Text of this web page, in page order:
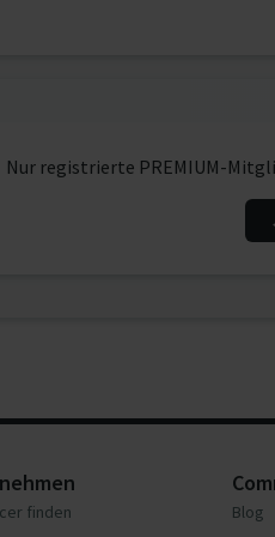
Nur registrierte PREMIUM-
finden
Blog